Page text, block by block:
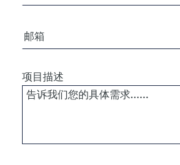
电子邮箱
项目描述